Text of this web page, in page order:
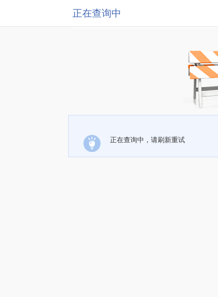
正在查询中
正在查询中，请刷新重试